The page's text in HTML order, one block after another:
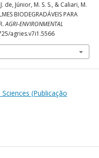
de, Júnior, M. S. S., & Caliari, M.
BIODEGRADÁVEIS PARA
AGRI-ENVIRONMENTAL
agries.v7i1.5566
(Publicação